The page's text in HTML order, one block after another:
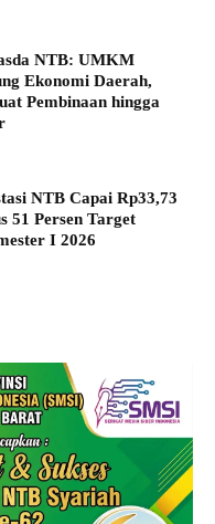
NTB: UMKM
Ekonomi Daerah,
Pembinaan hingga
NTB Capai Rp33,73
51 Persen Target
I 2026